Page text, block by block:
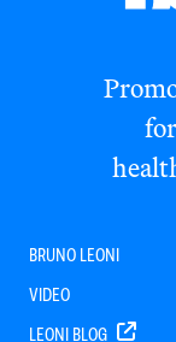
BRUNO LEONI
VIDEO
LEONI BLOG